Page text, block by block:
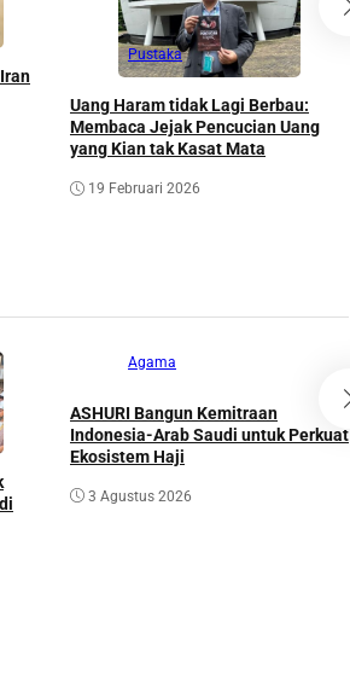
Pustaka
Uang Haram tidak Lagi Berbau:
Membaca Jejak Pencucian Uang
yang Kian tak Kasat Mata
19 Februari 2026
Agama
ASHURI Bangun Kemitraan
Indonesia-Arab Saudi untuk Perkuat
Ekosistem Haji
3 Agustus 2026